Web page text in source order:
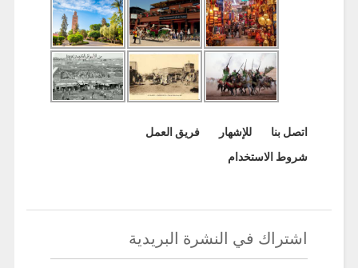
اتصل بنا للإشهار
فريق العمل
شروط الاستخدام
اشتراك في النشرة البريدية